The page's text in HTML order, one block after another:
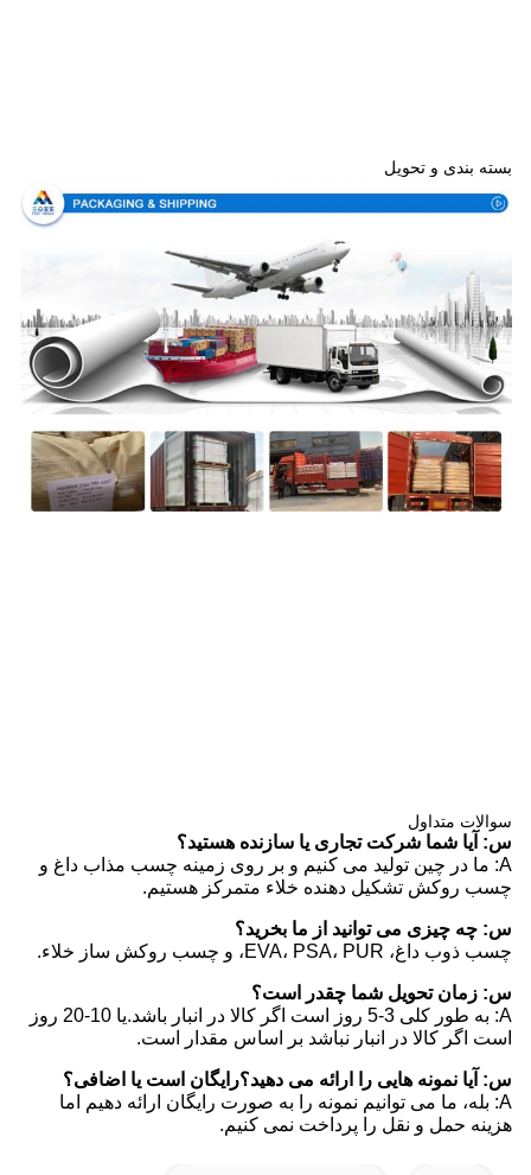
بسته بندی و تحویل
سوالات متداول
س: آیا شما شرکت تجاری یا سازنده هستید؟
A: ما در چین تولید می کنیم و بر روی زمینه چسب مذاب داغ و
چسب روکش تشکیل دهنده خلاء متمرکز هستیم.
س: چه چیزی می توانید از ما بخرید؟
چسب ذوب داغ، EVA، PSA، PUR، و چسب روکش ساز خلاء.
س: زمان تحویل شما چقدر است؟
A: به طور کلی 3-5 روز است اگر کالا در انبار باشد.یا 10-20 روز
است اگر کالا در انبار نباشد بر اساس مقدار است.
س: آیا نمونه هایی را ارائه می دهید؟رایگان است یا اضافی؟
A: بله، ما می توانیم نمونه را به صورت رایگان ارائه دهیم اما
هزینه حمل و نقل را پرداخت نمی کنیم.